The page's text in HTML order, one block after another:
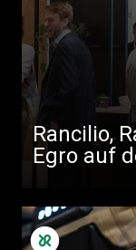
Rancilio,
Egro auf